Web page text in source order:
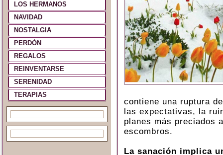
LOS HERMANOS
NAVIDAD
NOSTALGIA
PERDÓN
REGALOS
REINVENTARSE
SERENIDAD
TERAPIAS
contiene una ruptura
las expectativas, la
planes más preciados
escombros.
La sanación implica